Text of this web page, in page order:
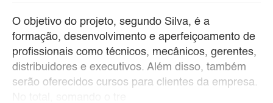
O objetivo do projeto, segundo Silva, é a
formação, desenvolvimento e aperfeiçoamento de
profissionais como técnicos, mecânicos, gerentes,
distribuidores e executivos. Além disso, também
serão oferecidos cursos para clientes da empresa.